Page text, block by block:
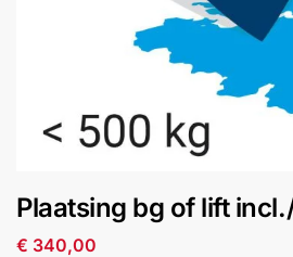
Alarmsystemen
&
Intercom
Plaatsing bg of lift
€ 340,00